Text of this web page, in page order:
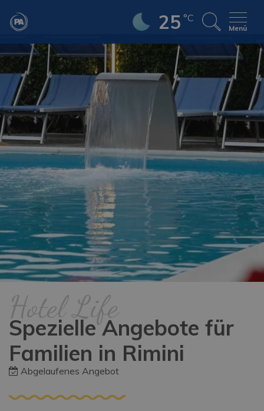
25 °C
Menü
Hotel Life
Spezielle Angebote für
Familien in Rimini
Abgelaufenes Angebot